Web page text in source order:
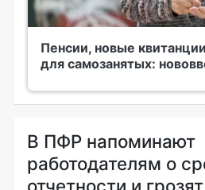
Пенсии, новые
для самозанятых:
В ПФР напоминают
работодателям о
отчетности и